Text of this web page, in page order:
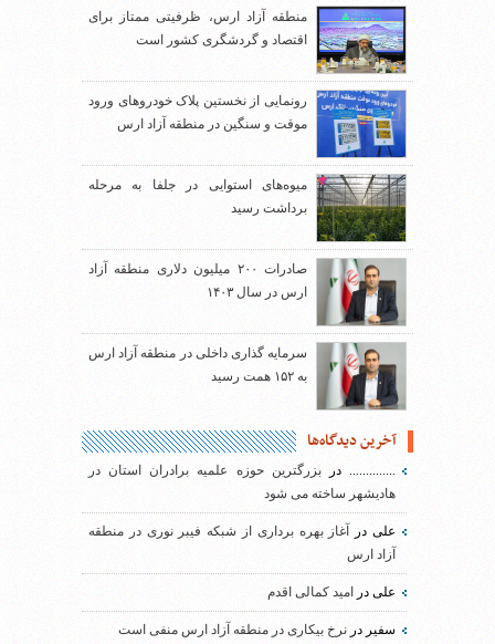
منطقه آزاد ارس، ظرفیتی ممتاز برای
اقتصاد و گردشگری کشور است
رونمایی از نخستین پلاک خودروهای ورود
موقت و سنگین در منطقه آزاد ارس
میوه‌های استوایی در جلفا به مرحله
برداشت رسید
صادرات ۲۰۰ میلیون دلاری منطقه آزاد
ارس در سال ۱۴۰۳
سرمایه گذاری داخلی در منطقه آزاد ارس
به ۱۵۲ همت رسید
آخرین دیدگاه‌ها
..............دربزرگترین حوزه علمیه برادران استان در
هادیشهر ساخته می شود
علیدر
آغاز بهره برداری از شبکه فیبر نوری در منطقه
آزاد ارس
علی در امید کمالی اقدم
سفیر در نرخ بیکاری در منطقه آزاد ارس منفی است